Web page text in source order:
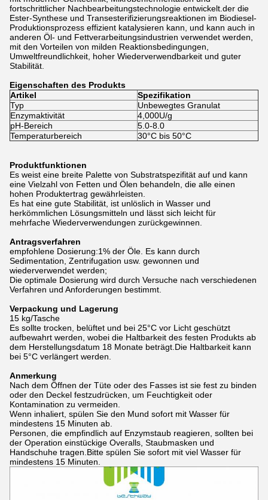
fortschrittlicher Nachbearbeitungstechnologie entwickelt.der die
Ester-Synthese und Transesterifizierungsreaktionen im Biodiesel-
Produktionsprozess effizient katalysieren kann, und kann auch in
anderen Öl- und Fettverarbeitungsindustrien verwendet werden,
mit den Vorteilen von milden Reaktionsbedingungen,
Umweltfreundlichkeit, hoher Wiederverwendbarkeit und guter
Stabilität.
Eigenschaften des Produkts
Artikel
Spezifikation
Typ
Unbewegtes Granulat
Enzymaktivität
4,000U/g
pH-Bereich
5.0-8.0
Temperaturbereich
30°C bis 50°C
Produktfunktionen
Es weist eine breite Palette von Substratspezifität auf und kann
eine Vielzahl von Fetten und Ölen behandeln, die alle einen
hohen Produktertrag gewährleisten.
Es hat eine gute Stabilität, ist unlöslich in Wasser und
herkömmlichen Lösungsmitteln und lässt sich leicht für
mehrfache Wiederverwendungen zurückgewinnen.
Antragsverfahren
empfohlene Dosierung:1% der Öle. Es kann durch
Sedimentation, Zentrifugation usw. gewonnen und
wiederverwendet werden;
Die optimale Dosierung wird durch Versuche nach verschiedenen
Verfahren und Anforderungen bestimmt.
Verpackung und Lagerung
15 kg/Tasche
Es sollte trocken, belüftet und bei 25°C vor Licht geschützt
aufbewahrt werden, wobei die Haltbarkeit des festen Produkts ab
dem Herstellungsdatum 18 Monate beträgt.Die Haltbarkeit kann
bei 5°C verlängert werden.
Anmerkung
Nach dem Öffnen der Tüte oder des Fasses ist sie fest zu binden
oder den Deckel festzudrücken, um Feuchtigkeit oder
Kontamination zu vermeiden.
Wenn inhaliert, spülen Sie den Mund sofort mit Wasser für
mindestens 15 Minuten ab.
Personen, die empfindlich auf Enzymstaub reagieren, sollten bei
der Operation einstückige Overalls, Staubmasken und
Handschuhe tragen.Bitte spülen Sie sofort mit viel Wasser für
mindestens 15 Minuten.